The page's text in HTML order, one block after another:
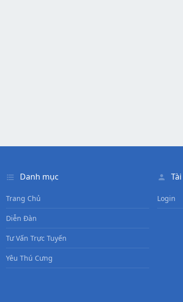
Danh mục
Trang Chủ
Diễn Đàn
Tư Vấn Trực Tuyến
Yêu Thú Cưng
Login